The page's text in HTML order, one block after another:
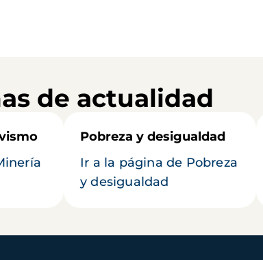
de actualidad
Pobreza y desigualdad
Ir a la página de Pobreza
y desigualdad